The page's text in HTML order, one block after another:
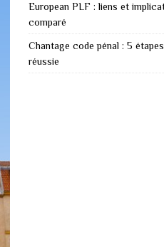
European PLF : liens et
comparé
Chantage code pénal : 5
réussie